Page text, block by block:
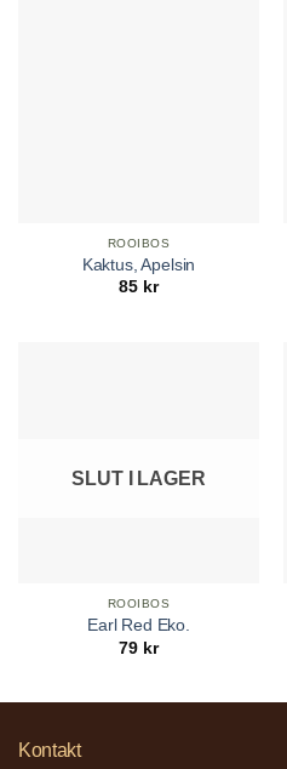
ROOIBOS
Kaktus, Apelsin
85 kr
SLUT I LAGER
ROOIBOS
Earl Red Eko.
79 kr
Kontakt